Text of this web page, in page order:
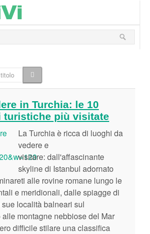
Salute
Bellezza
Relax
Viaggi & Vacanze
in Turchia: le 10
turistiche più visitate
La Turchia è ricca di luoghi da
vedere e
visitare: dall'affascinante
skyline di Istanbul adornato
alle rovine romane lungo le
e meridionali, dalle spiagge di
località balneari sul
alle montagne nebbiose del Mar
difficile stilare una classifica